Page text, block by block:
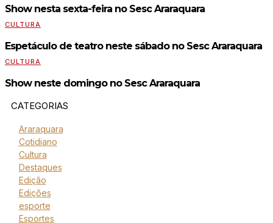
Show nesta sexta-feira no Sesc Araraquara
CULTURA
Espetáculo de teatro neste sábado no Sesc Araraquara
CULTURA
Show neste domingo no Sesc Araraquara
CATEGORIAS
Araraquara
Cotidiano
Cultura
Destaques
Edição
Edições
esporte
Esportes